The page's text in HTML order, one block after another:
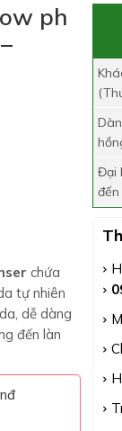
ph
chứa
tự nhiên
dễ dàng
đến làn
Đại